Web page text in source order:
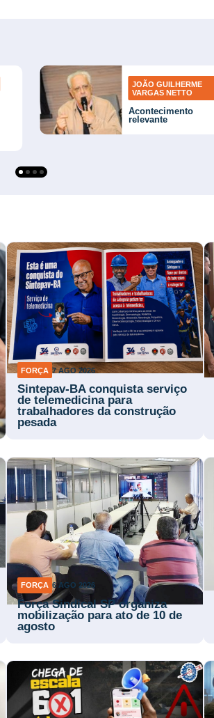
JOÃO GUILHERME
VARGAS NETTO
Acontecimento
relevante
FORÇA 7 AGO 2026
Sintepav-BA conquista serviço
de telemedicina para
trabalhadores da construção
pesada
FORÇA 6 AGO 2026
Força Sindical SP organiza
mobilização para ato de 10 de
agosto